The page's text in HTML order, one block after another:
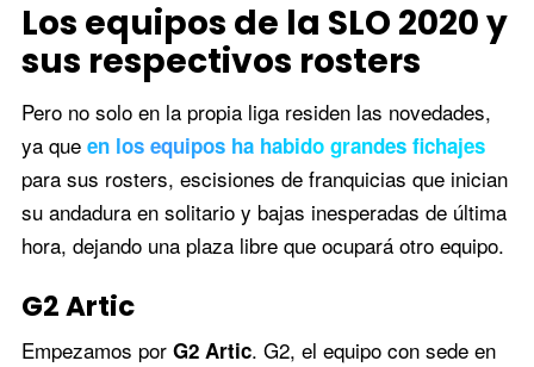
Los equipos de la SLO 2020 y
sus respectivos rosters
Pero no solo en la propia liga residen las novedades,
ya que en los equipos ha habido grandes fichajes
para sus rosters, escisiones de franquicias que inician
su andadura en solitario y bajas inesperadas de última
hora, dejando una plaza libre que ocupará otro equipo.
G2 Artic
Empezamos por G2 Artic. G2, el equipo con sede en